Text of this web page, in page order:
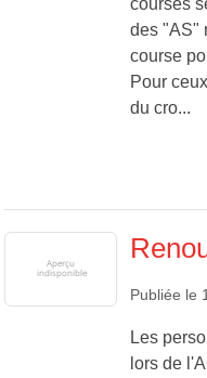
des "AS"
course
Pour
du cro...
Publiée le
Les
lors de